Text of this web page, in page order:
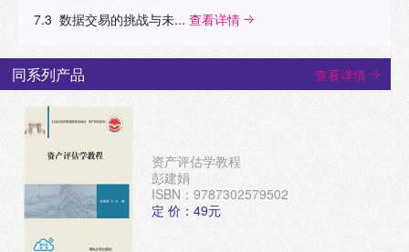
7.3 数据交易的挑战与未... 查看详情
同系列产品 查看详情
资产评估学教程
彭建娟
ISBN：9787302579502
定 价：49元